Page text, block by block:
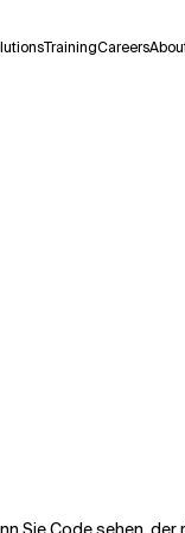
TrainingCareers